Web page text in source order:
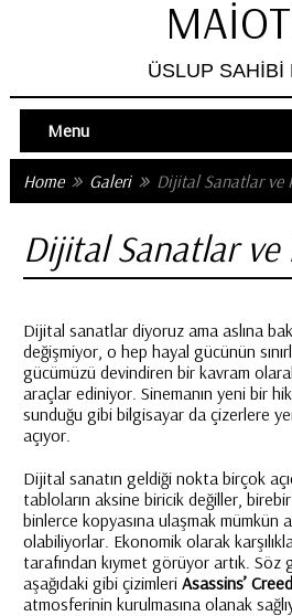
ÜSLUP SAHIBI
Menu
Home Galeri Dijital Sanatlar ve
Dijital Sanatlar ve
Dijital sanatlar diyoruz ama aslına
değişmiyor, o hep hayal gücünün
gücümüzü devindiren bir kavram
araçlar ediniyor. Sinemanın yeni bir
sunduğu gibi bilgisayar da çizerlere
açıyor.
Dijital sanatın geldiği nokta birçok
tabloların aksine biricik değiller,
binlerce kopyasına ulaşmak mümkün
olabiliyorlar. Ekonomik olarak
tarafından kıymet görüyor artık. Söz
aşağıdaki gibi çizimleri Asassins’ Creed
atmosferinin kurulmasına olanak